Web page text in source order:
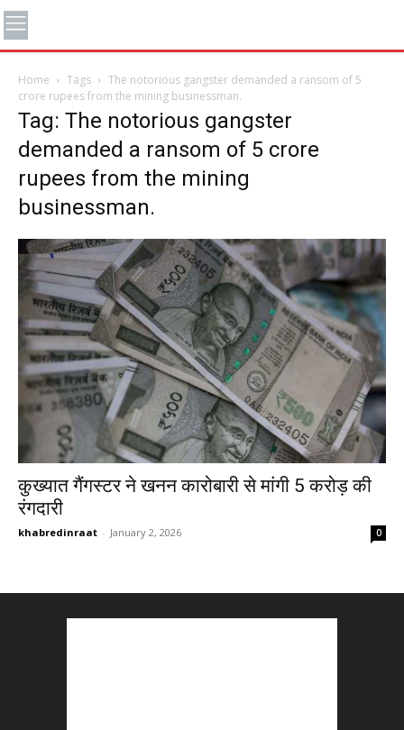
Home Tags
The notorious gangster demanded a ransom of 5
crore rupees from the mining businessman.
Tag: The notorious gangster
demanded a ransom of 5 crore
rupees from the mining
businessman.
कुख्यात गैंगस्टर ने खनन कारोबारी से मांगी 5 करोड़ की
रंगदारी
khabredinraat - January 2, 2026 0